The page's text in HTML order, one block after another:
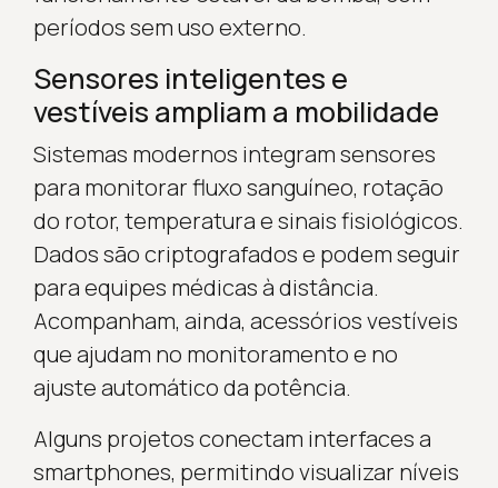
períodos sem uso externo.
Sensores inteligentes e
vestíveis ampliam a mobilidade
Sistemas modernos integram sensores
para monitorar fluxo sanguíneo, rotação
do rotor, temperatura e sinais fisiológicos.
Dados são criptografados e podem seguir
para equipes médicas à distância.
Acompanham, ainda, acessórios vestíveis
que ajudam no monitoramento e no
ajuste automático da potência.
Alguns projetos conectam interfaces a
smartphones, permitindo visualizar níveis